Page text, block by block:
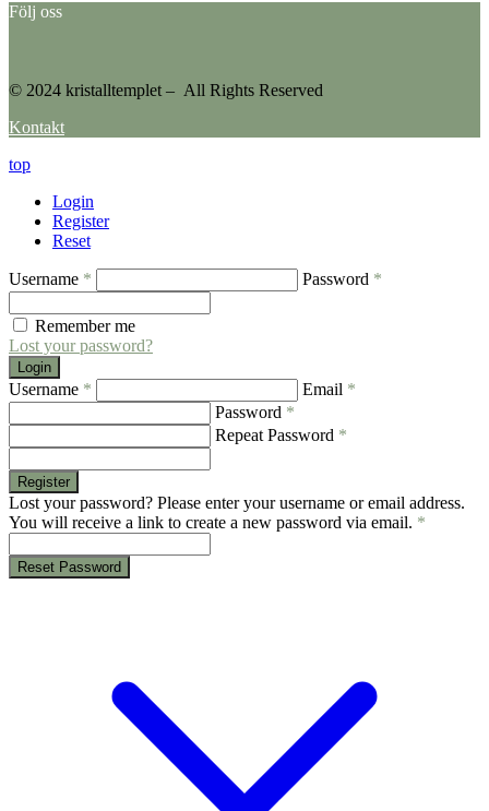
Följ oss
© 2024 kristalltemplet – All Rights Reserved
Kontakt
top
Login
Register
Reset
Username * Password *
Remember me
Lost your password?
Login
Username * Email *
Password *
Repeat Password *
Register
Lost your password? Please enter your username or email address.
You will receive a link to create a new password via email. *
Reset Password